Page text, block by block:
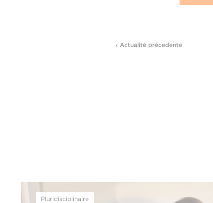
‹ Actualité précedente
Pluridisciplinaire